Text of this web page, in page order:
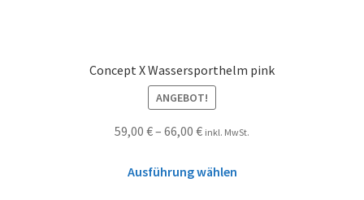
Concept X Wassersporthelm pink
ANGEBOT!
59,00 €– 66,00 € inkl. MwSt.
Ausführung wählen